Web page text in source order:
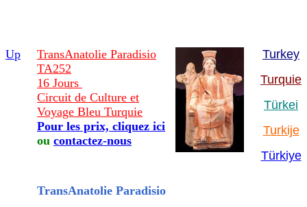
Up
TransAnatolie Paradisio
TA252
16 Jours
Circuit de Culture et
Voyage Bleu Turquie
Pour les prix, cliquez ici
ou contactez-nous
TransAnatolie Paradisio
Turkey
Turquie
Türkei
Turkije
Türkiye